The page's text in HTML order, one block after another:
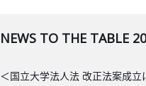
NEWS TO THE TABLE
＜国立大学法人法 改正法案成立